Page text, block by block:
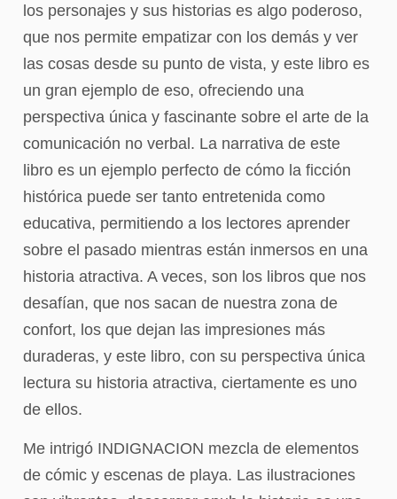
los personajes y sus historias es algo poderoso,
que nos permite empatizar con los demás y ver
las cosas desde su punto de vista, y este libro es
un gran ejemplo de eso, ofreciendo una
perspectiva única y fascinante sobre el arte de la
comunicación no verbal. La narrativa de este
libro es un ejemplo perfecto de cómo la ficción
histórica puede ser tanto entretenida como
educativa, permitiendo a los lectores aprender
sobre el pasado mientras están inmersos en una
historia atractiva. A veces, son los libros que nos
desafían, que nos sacan de nuestra zona de
confort, los que dejan las impresiones más
duraderas, y este libro, con su perspectiva única
lectura su historia atractiva, ciertamente es uno
de ellos.
Me intrigó INDIGNACION mezcla de elementos
de cómic y escenas de playa. Las ilustraciones